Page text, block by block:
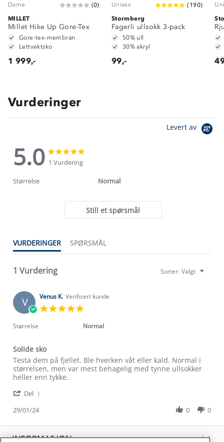
Dame (0)
MILLET
Millet Hike Up Gore-Tex
Gore-tex-membran
Lettvektsko
1 999,-
Unisex ( 190)
Stormberg
Fagerli ullsokk 3-pack
50% ull
30% akryl
99,-
Vurderinger
Levert av
5.0
5.0
star
rating
1 Vurdering
Størrelse Normal
Still et spørsmål
VURDERINGER SPØRSMÅL
1 Vurdering Sorter: Valgt
V Venus K. Verifisert kunde
rating
Størrelse Normal
Solide sko
Review
by
Venus
on
Jan
review
stating
Solide
Testa dem på fjellet. Ble hverken våt eller kald. Normal i
størrelsen, men var mest behagelig med tynne ullsokker
heller enn tykke.
Del
Venus
K.
29/01/24 0 0
INFORMASJON
Kundeservice
Kontakt oss
Konkurransevinnere
Kundeklubb
Våre butikker
Bedrift, barnehage og SFO
Presse
Om Stormberg
Verdigrunnlag
Klima og miljø
Etisk handel
1% til samfunnet
Inkludering
Materialer
Personvern
Samarbeide med oss?
Trelagsprinsippet barn
Gravidklær
Hvordan velge riktig turtøy?
Få turinspirasjon og tips her⛰
Overnatte utendørs⛺